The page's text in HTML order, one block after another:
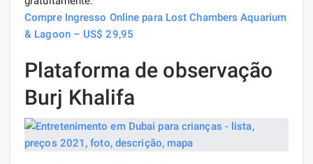
Compre Ingresso Online para Lost Chambers Aquarium
& Lagoon – US$ 29,95
Plataforma de observação
Burj Khalifa